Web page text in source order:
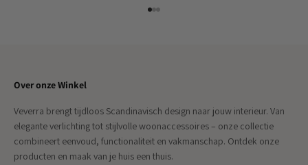
Over onze Winkel
Veverra brengt tijdloos Scandinavisch design naar jouw interieur. Van
elegante verlichting tot stijlvolle woonaccessoires – onze collectie
combineert eenvoud, functionaliteit en vakmanschap. Ontdek onze
producten en maak van je huis een thuis.